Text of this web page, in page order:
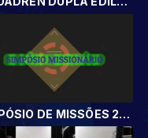
SIMPÓSIO DE MISSÕES 2018